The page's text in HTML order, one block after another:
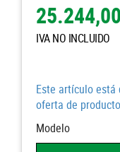
IVA NO INCLUIDO
Este artículo está
oferta de
Modelo